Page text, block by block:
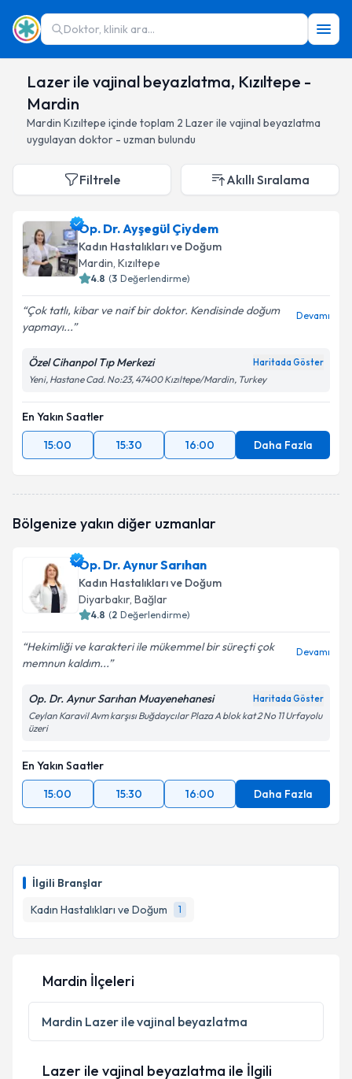
Doktor, klinik ara...
Lazer ile vajinal beyazlatma, Kızıltepe -
Mardin
Mardin Kızıltepe içinde toplam 2 Lazer ile vajinal beyazlatma
uygulayan doktor - uzman bulundu
İlgili Branşlar
Kadın Hastalıkları ve Doğum
1
Filtrele Akıllı Sıralama
Op. Dr. Ayşegül Çiydem
Kadın Hastalıkları ve Doğum
Mardin, Kızıltepe
4.8 (3 Değerlendirme)
Çok tatlı, kibar ve naif bir doktor. Kendisinde doğum
yapmayı...
Devamı
Özel Cihanpol Tıp Merkezi Haritada Göster
Yeni, Hastane Cad. No:23, 47400 Kızıltepe/Mardin, Turkey
En Yakın Saatler
15:00
15:30 16:00 Daha Fazla
Bölgenize yakın diğer uzmanlar
Op. Dr. Aynur Sarıhan
Kadın Hastalıkları ve Doğum
Diyarbakır, Bağlar
4.8 (2 Değerlendirme)
Hekimliği ve karakteri ile mükemmel bir süreçti çok
memnun kaldım...
Devamı
Op. Dr. Aynur Sarıhan Muayenehanesi Haritada Göster
Ceylan Karavil Avm karşısı Buğdaycılar Plaza A blok kat 2 No 11 Urfayolu
üzeri
En Yakın Saatler
15:00
15:30 16:00 Daha Fazla
Mardin İlçeleri
Mardin Lazer ile vajinal beyazlatma
Lazer ile vajinal beyazlatma ile İlgili